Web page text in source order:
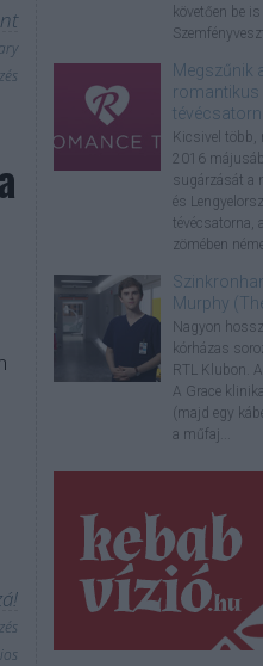
követően be
Megszűnik
romantikus
Kicsivel több,
2016
sugárzását a
és
tévécsatorna,
zömében
Murphy
Nagyon
kórházas
RTL Klubon.
A Grace
(majd egy
a műfaj...